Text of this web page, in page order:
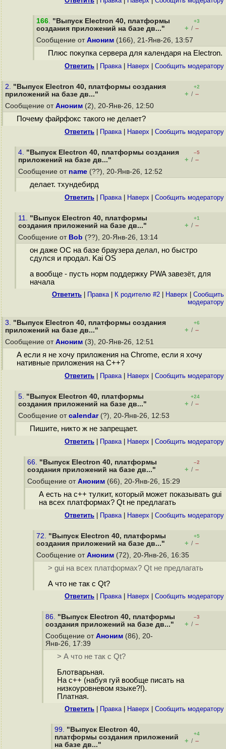
166. "Выпуск Electron 40, платформы
создания приложений на базе дв..."
+3
+ / –
Сообщение от Аноним (166), 21-Янв-26, 13:57
Плюс покупка сервера для календаря на Electron.
Ответить Правка| Наверх Cообщить модератору
2. "Выпуск Electron 40, платформы создания
приложений на базе дв..."
+2
+ / –
Сообщение от Аноним (2), 20-Янв-26, 12:50
Почему файрфокс такого не делает?
Ответить Правка| Наверх Cообщить модератору
4. "Выпуск Electron 40, платформы создания
приложений на базе дв..."
–5
+ / –
Сообщение от name (??), 20-Янв-26, 12:52
делает. тхундебирд
Ответить Правка| Наверх Cообщить модератору
11. "Выпуск Electron 40, платформы
создания приложений на базе дв..."
+1
+ / –
Сообщение от Bob (??), 20-Янв-26, 13:14
он даже ОС на базе браузера делал, но быстро
сдулся и продал. Kai OS
а вообще - пусть норм поддержку PWA завезёт, для
начала
Ответить Правка| К родителю #2 Наверх
Cообщить
модератору
3. "Выпуск Electron 40, платформы создания
приложений на базе дв..."
+6
+ / –
Сообщение от Аноним (3), 20-Янв-26, 12:51
А если я не хочу приложения на Chrome, если я хочу
нативные приложения на C++?
Ответить Правка| Наверх Cообщить модератору
5. "Выпуск Electron 40, платформы
создания приложений на базе дв..."
+24
+ / –
Сообщение от calendar(?), 20-Янв-26, 12:53
Пишите, никто ж не запрещает.
Ответить Правка| Наверх Cообщить модератору
66. "Выпуск Electron 40, платформы
создания приложений на базе дв..."
–2
+ / –
Сообщение от Аноним (66), 20-Янв-26, 15:29
А есть на с++ тулкит, который может показывать gui
на всех платформах? Qt не предлагать
Ответить Правка| Наверх Cообщить модератору
72. "Выпуск Electron 40, платформы
создания приложений на базе дв..."
+5
+ / –
Сообщение от Аноним (72), 20-Янв-26, 16:35
> gui на всех платформах? Qt не предлагать
А что не так с Qt?
Ответить Правка| Наверх Cообщить модератору
86. "Выпуск Electron 40, платформы
создания приложений на базе дв..."
–3
+ / –
Сообщение от Аноним (86), 20-
Янв-26, 17:39
> А что не так с Qt?
Блотварьная.
На с++ (набуя гуй вообще писать на
низкоуровневом языке?!).
Платная.
Ответить Правка| Наверх Cообщить модератору
99. "Выпуск Electron 40,
платформы создания приложений
на базе дв..."
+4
+ / –